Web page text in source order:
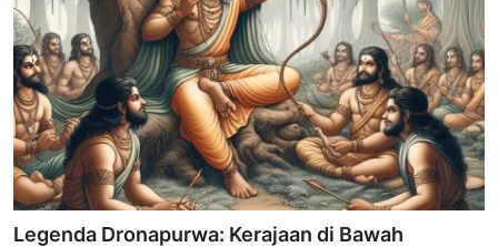
Legenda Dronapurwa: Kerajaan di Bawah